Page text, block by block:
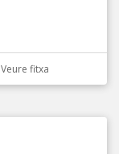
Veure fitxa